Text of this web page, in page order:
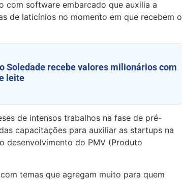
com software embarcado que auxilia a
de laticínios no momento em que recebem o
Soledade recebe valores milionários com
leite
de intensos trabalhos na fase de pré-
capacitações para auxiliar as startups na
desenvolvimento do PMV (Produto
temas que agregam muito para quem